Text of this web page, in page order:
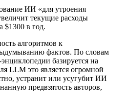
ИИ «для утроения
текущие расходы
$1300 в год.
алгоритмов к
фактов. По словам
базируется на
LLM это является огромной
устранит или усугубит ИИ
предвзятость авторов,